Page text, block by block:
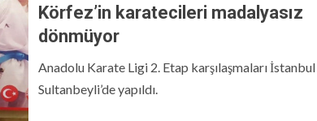
Körfez’in karatecileri madalyasız
dönmüyor
Anadolu Karate Ligi 2. Etap karşılaşmaları İstanbul
Sultanbeyli’de yapıldı.